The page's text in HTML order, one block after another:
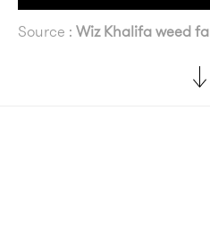
Source : Wiz Khalifa weed